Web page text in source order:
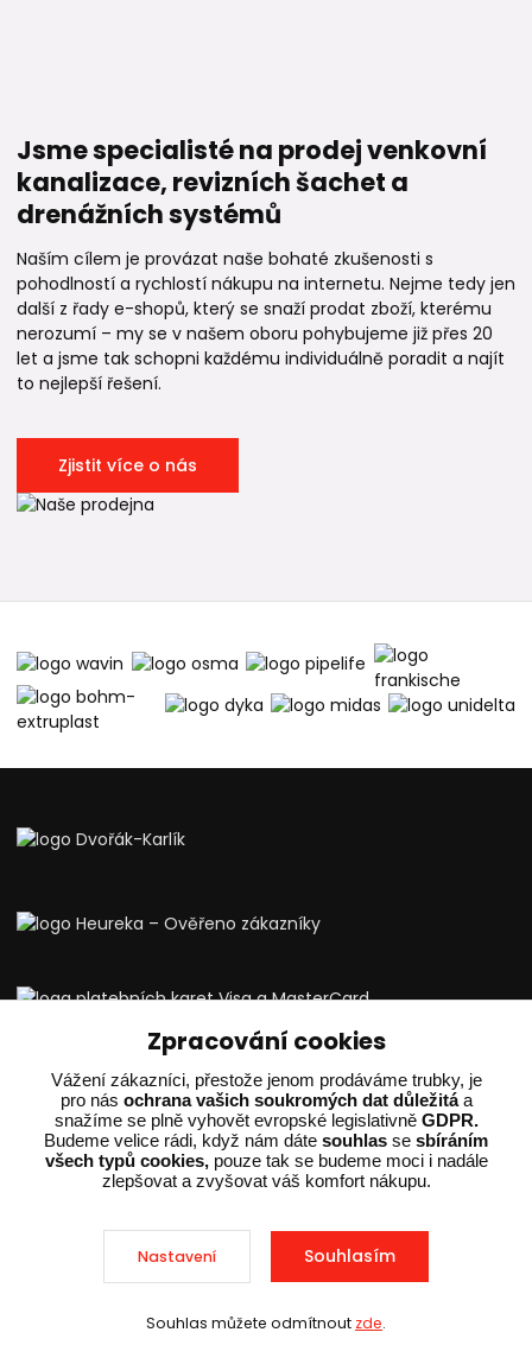
Sleva při nákupu nad 10 000 Kč
Jsme specialisté na prodej venkovní
kanalizace, revizních šachet a
drenážních systémů
Naším cílem je provázat naše bohaté zkušenosti s
pohodlností a rychlostí nákupu na internetu. Nejme tedy jen
další z řady e-shopů, který se snaží prodat zboží, kterému
nerozumí – my se v našem oboru pohybujeme již přes 20
let a jsme tak schopni každému individuálně poradit a najít
to nejlepší řešení.
Zjistit více o nás
Vše o nákupu
Recenze
Doprava a platba
Kontakty
Vrácení zboží a reklamace
Obchodní podmínky
Kde nás najdete
Zpracování cookies
Vážení zákazníci, přestože jenom prodáváme trubky, je
pro nás ochrana vašich soukromých dat důležitáa
snažíme se plně vyhovět evropské legislativně GDPR.
Budeme velice rádi, když nám dáte souhlas se sbíráním
všech typů cookies,pouze tak se budeme moci i nadále
zlepšovat a zvyšovat váš komfort nákupu.
Nastavení Souhlasím
Souhlas můžete odmítnout zde.